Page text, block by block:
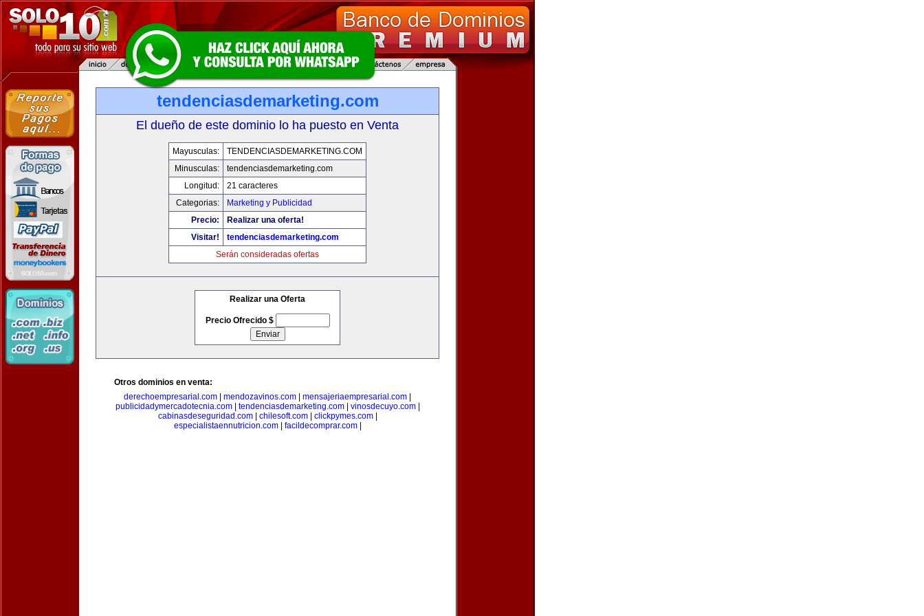
tendenciasdemarketing.com
El dueño de este dominio lo ha puesto en Venta
Mayusculas:
TENDENCIASDEMARKETING.COM
Minusculas:
tendenciasdemarketing.com
Longitud:
21 caracteres
Categorias:
Marketing y Publicidad
Precio:
Realizar una oferta!
Visitar!
tendenciasdemarketing.com
Serán consideradas ofertas
Realizar una Oferta
Precio Ofrecido $
Otros dominios en venta:
derechoempresarial.com
mendozavinos.com mensajeriaempresarial.com
publicidadymercadotecnia.com| tendenciasdemarketing.com| vinosdecuyo.com|
cabinasdeseguridad.com| chilesoft.com| clickpymes.com|
especialistaennutricion.com| facildecomprar.com|